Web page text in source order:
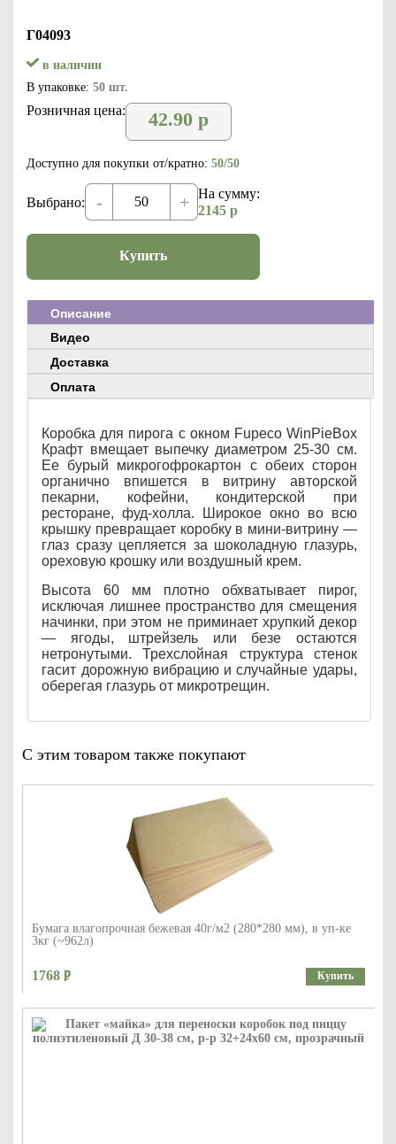
Г04093
в наличии
В упаковке: 50 шт.
Розничная цена: 42.90 р
Доступно для покупки от/кратно: 50/50
Выбрано: - +
На сумму:
2145 р
Купить
Описание
Видео
Доставка
Оплата
Коробка для пирога с окном Fupeco WinPieBox
Крафт вмещает выпечку диаметром 25-30 см.
Ее бурый микрогофрокартон с обеих сторон
органично впишется в витрину авторской
пекарни, кофейни, кондитерской при
ресторане, фуд-холла. Широкое окно во всю
крышку превращает коробку в мини-витрину —
глаз сразу цепляется за шоколадную глазурь,
ореховую крошку или воздушный крем.
Высота 60 мм плотно обхватывает пирог,
исключая лишнее пространство для смещения
начинки, при этом не приминает хрупкий декор
— ягоды, штрейзель или безе остаются
нетронутыми. Трехслойная структура стенок
гасит дорожную вибрацию и случайные удары,
оберегая глазурь от микротрещин.
С этим товаром также покупают
Бумага влагопрочная бежевая 40г/м2 (280*280 мм), в уп-ке
3кг (~962л)
1768 Купить